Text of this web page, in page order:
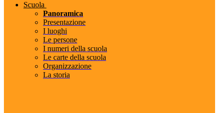
Scuola
Panoramica
Presentazione
I luoghi
Le persone
I numeri della scuola
Le carte della scuola
Organizzazione
La storia